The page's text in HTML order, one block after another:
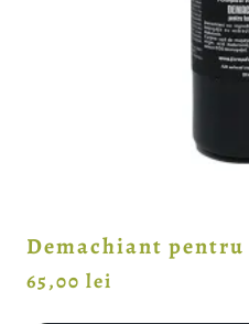
Demachiant
65,00 lei